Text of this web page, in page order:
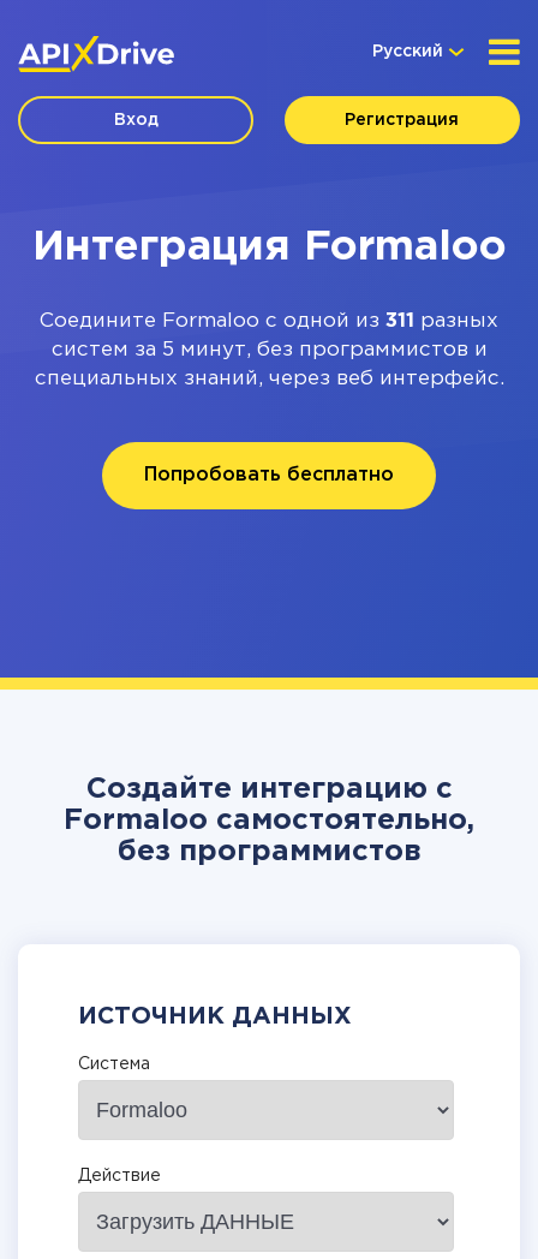
Русский
Вход Регистрация
Интеграция Formaloo
Соедините Formaloo с одной из 311
разных
систем за 5 минут, без программистов и
специальных знаний, через веб интерфейс.
Попробовать бесплатно
Создайте интеграцию с
Formaloo самостоятельно,
без программистов
ИСТОЧНИК ДАННЫХ
Система
Действие